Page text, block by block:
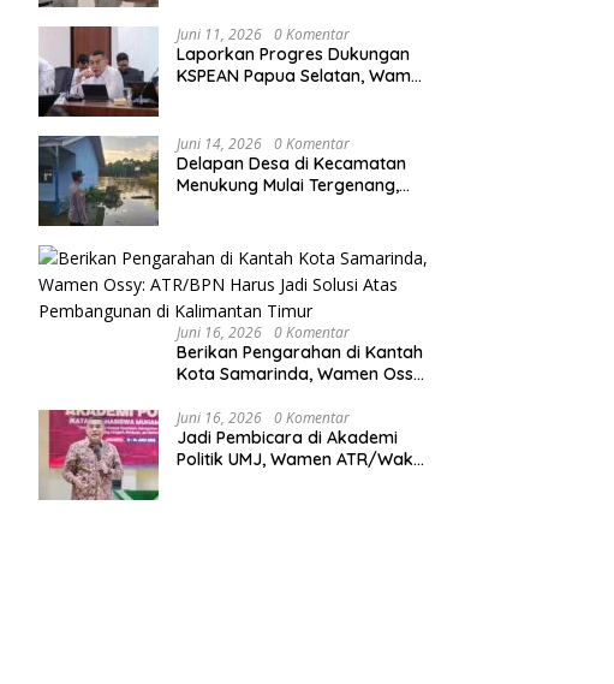
Juni 11, 2026 0 Komentar
Laporkan Progres Dukungan
KSPEAN Papua Selatan, Wamen
Nasional
Juni 14, 2026 0 Komentar
Delapan Desa di Kecamatan
Menukung Mulai Tergenang,
Juni 16, 2026 0 Komentar
Berikan Pengarahan di Kantah
Kota Samarinda, Wamen Ossy:
Atas Pembangunan di
Kalimantan Timur
Juni 16, 2026 0 Komentar
Jadi Pembicara di Akademi
Politik UMJ, Wamen ATR/Waka